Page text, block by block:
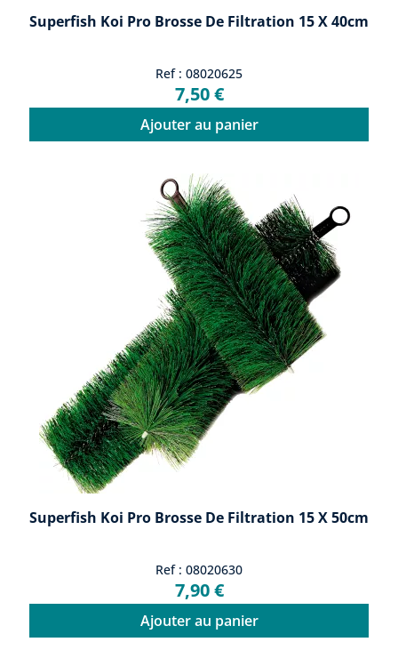
Superfish Koi Pro Brosse De Filtration 15 X 40cm
Ref : 08020625
7,50 €
Ajouter au panier
Superfish Koi Pro Brosse De Filtration 15 X 50cm
Ref : 08020630
7,90 €
Ajouter au panier